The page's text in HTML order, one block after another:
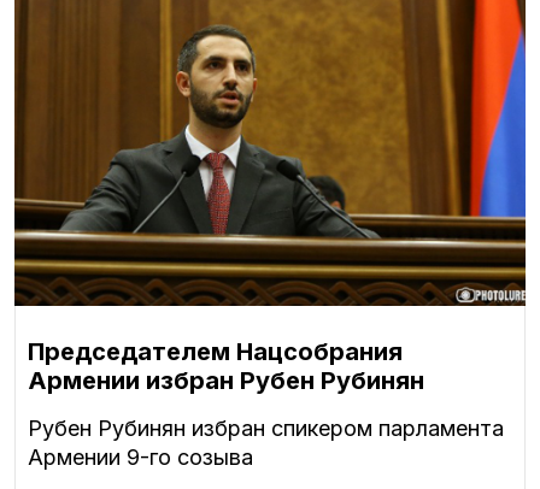
Председателем Нацсобрания
Армении избран Рубен Рубинян
Рубен Рубинян избран спикером парламента
Армении 9-го созыва